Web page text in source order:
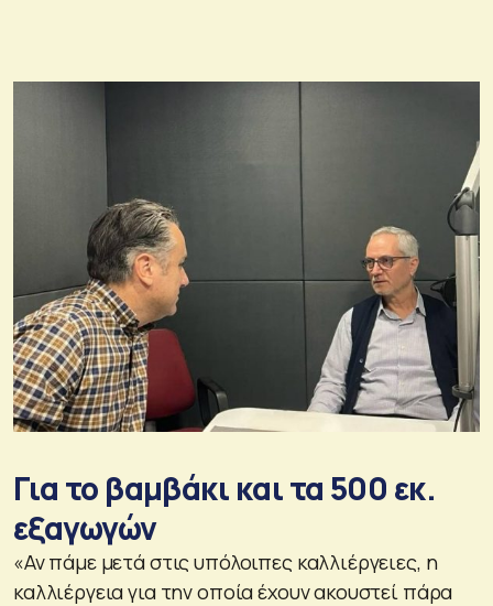
Για το βαμβάκι και τα 500 εκ.
εξαγωγών
«Αν πάμε μετά στις υπόλοιπες καλλιέργειες, η
καλλιέργεια για την οποία έχουν ακουστεί πάρα